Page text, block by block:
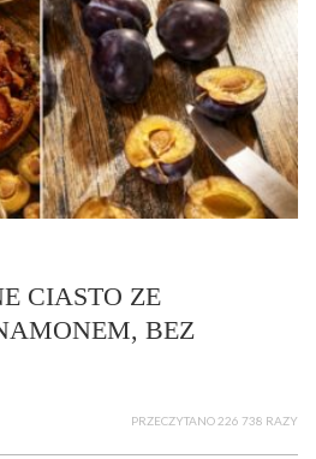
CIASTO ZE
BEZ
PRZECZYTANO 226 738 RAZY